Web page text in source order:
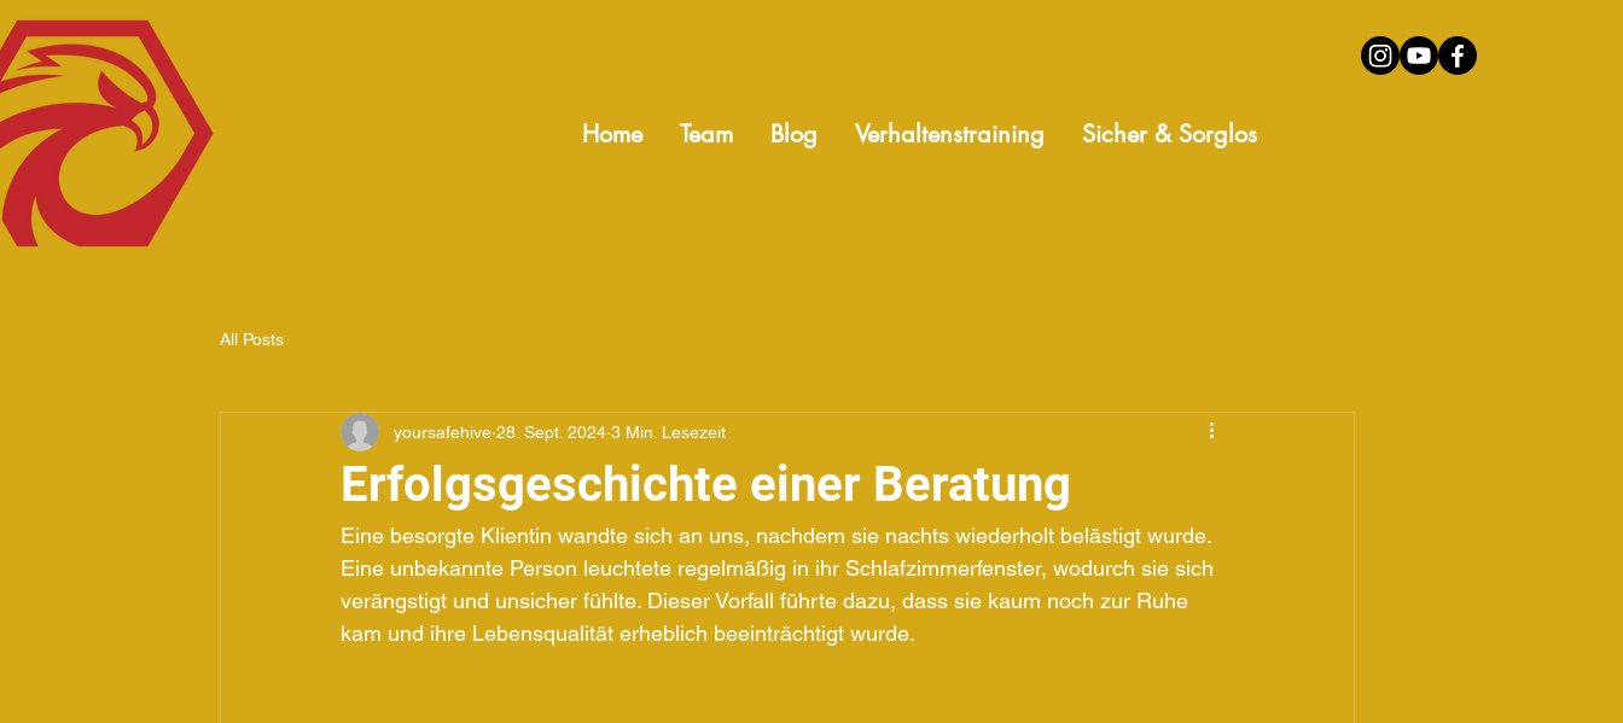
Home Team Blog Verhaltenstraining Sicher & Sorglos
All Posts
Erfolgsgeschichte einer Beratung
yoursafehive 28. Sept. 2024 3 Min. Lesezeit
Eine besorgte Klientin wandte sich an uns, nachdem sie nachts wiederholt belästigt wurde.
Eine unbekannte Person leuchtete regelmäßig in ihr Schlafzimmerfenster, wodurch sie sich
verängstigt und unsicher fühlte. Dieser Vorfall führte dazu, dass sie kaum noch zur Ruhe
kam und ihre Lebensqualität erheblich beeinträchtigt wurde.